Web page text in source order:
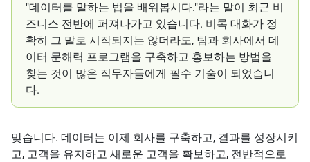
"데이터를 말하는 법을 배워봅시다."라는 말이 최근 비
즈니스 전반에 퍼져나가고 있습니다. 비록 대화가 정
확히 그 말로 시작되지는 않더라도, 팀과 회사에서 데
이터 문해력 프로그램을 구축하고 홍보하는 방법을
찾는 것이 많은 직무자들에게 필수 기술이 되었습니
다.
맞습니다. 데이터는 이제 회사를 구축하고, 결과를 성장시키
고, 고객을 유지하고 새로운 고객을 확보하고, 전반적으로